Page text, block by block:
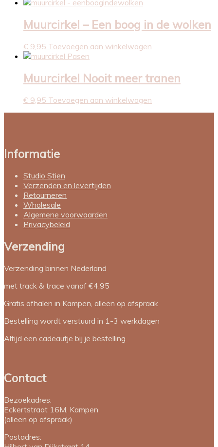
Muurcirkel – Een boog in de wolken
€ 9,95 Toevoegen aan winkelwagen
Muurcirkel Nooit meer tranen
€ 9,95 Toevoegen aan winkelwagen
Informatie
Studio Stien
Verzenden en levertijden
Retourneren
Wholesale
Algemene voorwaarden
Privacybeleid
Verzending
Verzending binnen Nederland
met track & trace vanaf €4,95
Gratis afhalen in Kampen, alleen op afspraak
Bestelling wordt verstuurd in 1-3 werkdagen
Altijd een cadeautje bij je bestelling
Contact
Bezoekadres:
Eckertstraat 16M, Kampen
(alleen op afspraak)
Postadres: